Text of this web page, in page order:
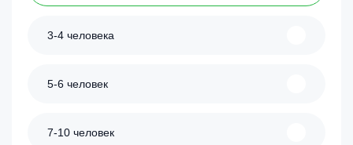
3-4 человека
5-6 человек
7-10 человек